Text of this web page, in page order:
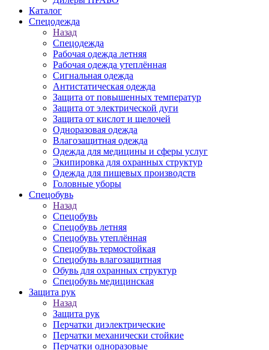
Каталог
Спецодежда
Назад
Спецодежда
Рабочая одежда летняя
Рабочая одежда утеплённая
Сигнальная одежда
Антистатическая одежда
Защита от повышенных температур
Защита от электрической дуги
Защита от кислот и щелочей
Одноразовая одежда
Влагозащитная одежда
Одежда для медицины и сферы услуг
Экипировка для охранных структур
Одежда для пищевых производств
Головные уборы
Спецобувь
Назад
Спецобувь
Спецобувь летняя
Спецобувь утеплённая
Спецобувь термостойкая
Спецобувь влагозащитная
Обувь для охранных структур
Спецобувь медицинская
Защита рук
Назад
Защита рук
Перчатки диэлектрические
Перчатки механически стойкие
Перчатки одноразовые